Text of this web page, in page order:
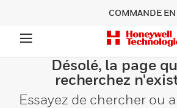
COMMANDE EN
Désolé, la page
recherchez
Essayez de chercher ou